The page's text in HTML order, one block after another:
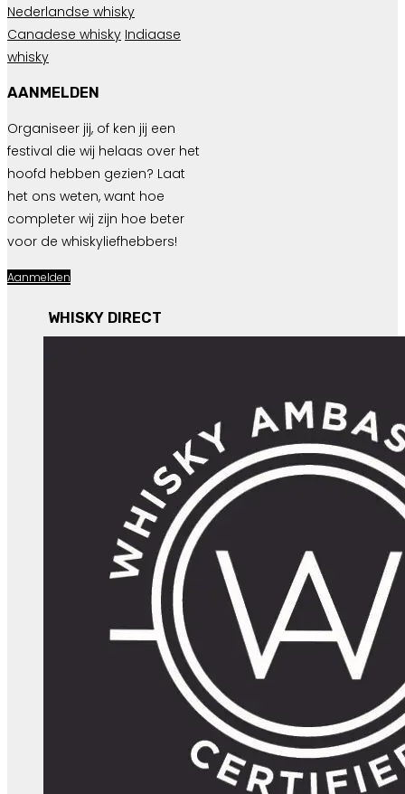
Nederlandse whisky
Canadese whisky Indiaase
whisky
AANMELDEN
Organiseer jij, of ken jij een
festival die wij helaas over het
hoofd hebben gezien? Laat
het ons weten, want hoe
completer wij zijn hoe beter
voor de whiskyliefhebbers!
Aanmelden
WHISKY DIRECT